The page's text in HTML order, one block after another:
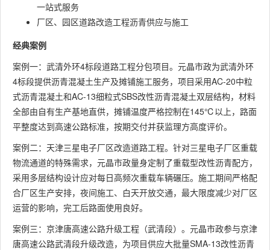
一站式服务
厂区、园区道路改造工程沥青供应与施工
经典案例
案例一：武清外环4标段道路工程分包项目。元晶市政为武清外环
4标段提供沥青混凝土生产及摊铺施工服务，项目采用AC-20中粒
式沥青混凝土和AC-13细粒式SBS改性沥青混凝土双层结构，材料
全部由自有生产基地直供，摊铺温度严格控制在145℃以上，路面
平整度达到高速公路标准，按期交付并获监理方高度评价。
案例二：天津三星电子厂区改造道路工程。针对三星电子厂区重载
物流通道的特殊需求，元晶市政量身定制了重载型改性沥青配方，
采用多层结构设计应对每日高频次重载车辆碾压。施工期间严格配
合厂区生产安排，夜间施工、白天开放交通，最大限度减少对厂区
运营的影响，完工后路面使用良好。
案例三：京津唐高速公路升级工程（武清段）。元晶市政参与京津
唐高速公路武清段升级改造，为项目供应大批量SMA-13改性沥青